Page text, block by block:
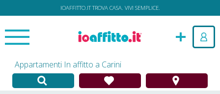
IOAFFITTO.IT TROVA CASA. VIVI SEMPLICE.
Appartamenti In affitto a Carini